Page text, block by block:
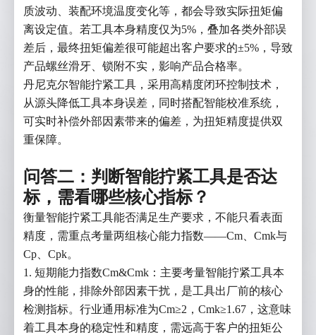
质波动、装配环境温度变化等，都会导致实际扭矩偏
离设定值。若工具本身精度仅为5%，叠加各类外部误
差后，最终扭矩偏差很可能超出客户要求的±5%，导致
产品螺丝滑牙、锁附不实，影响产品合格率。
丹尼克尔智能拧紧工具，采用高精度闭环控制技术，
从源头降低工具本身误差，同时搭配智能校准系统，
可实时补偿外部因素带来的偏差，为扭矩精度提供双
重保障。
问答二：判断智能拧紧工具是否达
标，需看哪些核心指标？
衡量智能拧紧工具能否满足生产要求，不能只看表面
精度，需重点考量两组核心能力指数——Cm、Cmk与
Cp、Cpk。
1. 短期能力指数Cm&Cmk：主要考量智能拧紧工具本
身的性能，排除外部因素干扰，是工具出厂前的核心
检测指标。行业通用标准为Cm≥2，Cmk≥1.67，这意味
着工具本身的稳定性和精度，需远高于客户的扭矩公
* 需求类型